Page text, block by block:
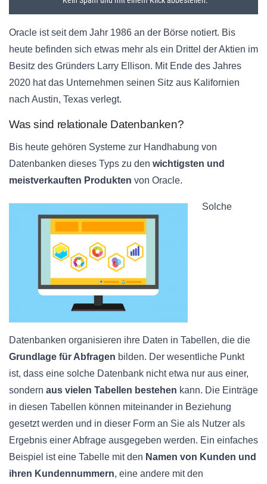
Oracle ist seit dem Jahr 1986 an der Börse notiert. Bis
heute befinden sich etwas mehr als ein Drittel der Aktien im
Besitz des Gründers Larry Ellison. Mit Ende des Jahres
2020 hat das Unternehmen seinen Sitz aus Kalifornien
nach Austin, Texas verlegt.
Was sind relationale Datenbanken?
Bis heute gehören Systeme zur Handhabung von
Datenbanken dieses Typs zu den wichtigsten und
meistverkauften Produkten von Oracle.
Solche
Datenbanken organisieren ihre Daten in Tabellen, die die
Grundlage für Abfragen bilden. Der wesentliche Punkt
ist, dass eine solche Datenbank nicht etwa nur aus einer,
sondern aus vielen Tabellen bestehen kann. Die Einträge
in diesen Tabellen können miteinander in Beziehung
gesetzt werden und in dieser Form an Sie als Nutzer als
Ergebnis einer Abfrage ausgegeben werden. Ein einfaches
Beispiel ist eine Tabelle mit den Namen von Kunden und
ihren Kundennummern, eine andere mit den